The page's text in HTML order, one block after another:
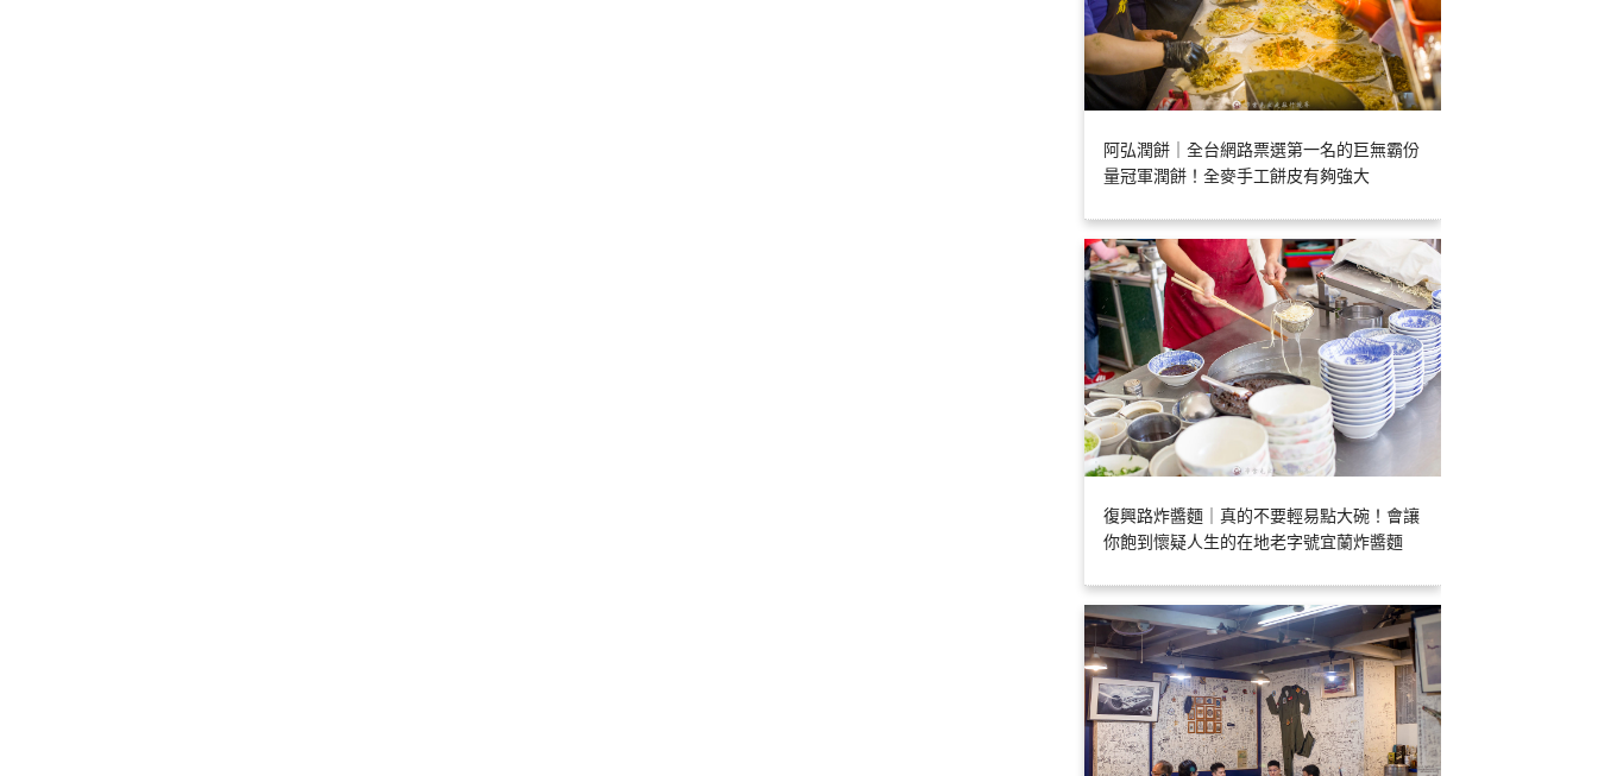
阿弘潤餅｜全台網路票選第一名的巨無霸份
量冠軍潤餅！全麥手工餅皮有夠強大
復興路炸醬麵｜真的不要輕易點大碗！會讓
你飽到懷疑人生的在地老字號宜蘭炸醬麵